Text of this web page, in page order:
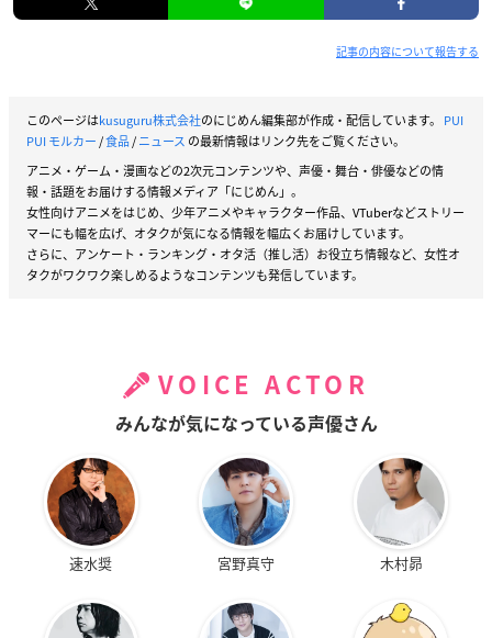
記事の内容について報告する
このページはkusuguru株式会社のにじめん編集部が作成・配信しています。 PUI
PUI モルカー/食品/ニュース の最新情報はリンク先をご覧ください。
アニメ・ゲーム・漫画などの2次元コンテンツや、声優・舞台・俳優などの情
報・話題をお届けする情報メディア「にじめん」。
女性向けアニメをはじめ、少年アニメやキャラクター作品、VTuberなどストリー
マーにも幅を広げ、オタクが気になる情報を幅広くお届けしています。
さらに、アンケート・ランキング・オタ活（推し活）お役立ち情報など、女性オ
タクがワクワク楽しめるようなコンテンツも発信しています。
VOICE ACTOR
みんなが気になっている声優さん
速水奨 宮野真守 木村昴